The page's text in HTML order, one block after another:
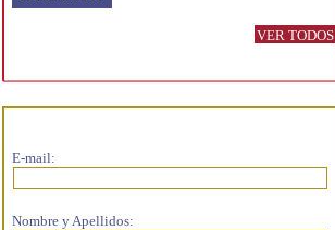
VER TODOS
E-mail:
Nombre y Apellidos: